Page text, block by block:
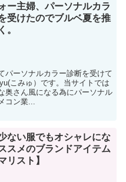
ー主婦、パーソナルカラ
受けたのでブルベ夏を推
。
パーソナルカラー診断を受けて
こみゅ）です。当サイトでは
奥さん風になる為にパーソナル
コン業...
ない服でもオシャレにな
スメのブランドアイテム
リスト】